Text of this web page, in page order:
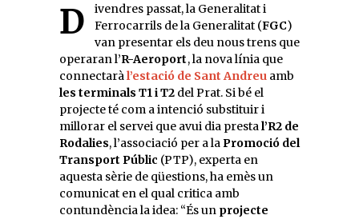
Divendres passat, la Generalitat i Ferrocarrils de la Generalitat (FGC)
van presentar els deu nous trens que
operaran l’R-Aeroport, la nova línia que
connectaràl’estació de Sant Andreu amb
les terminals T1 i T2 del Prat. Si bé el
projecte té com a intenció substituir i
millorar el servei que avui dia prestal’R2 de
Rodalies, l’associació per a laPromoció del
Transport Públic (PTP), experta en
aquesta sèrie de qüestions, ha emès un
comunicat en el qual critica amb
contundència la idea: “És un projecte